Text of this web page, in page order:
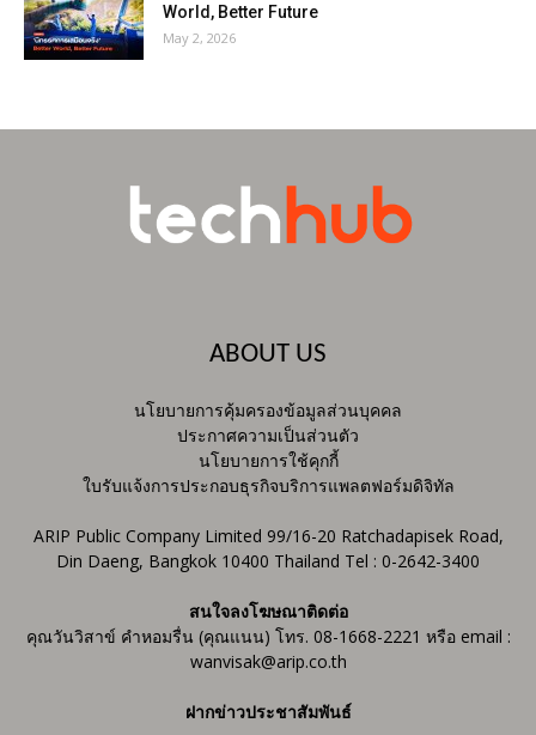
World, Better Future
May 2, 2026
ABOUT US
นโยบายการคุ้มครองข้อมูลส่วนบุคคล
ประกาศความเป็นส่วนตัว
นโยบายการใช้คุกกี้
ใบรับแจ้งการประกอบธุรกิจบริการแพลตฟอร์มดิจิทัล
ARIP Public Company Limited 99/16-20 Ratchadapisek Road,
Din Daeng, Bangkok 10400 Thailand Tel : 0-2642-3400
สนใจลงโฆษณาติดต่อ
คุณวันวิสาข์ คำหอมรื่น (คุณแนน) โทร. 08-1668-2221 หรือ email :
wanvisak@arip.co.th
ฝากข่าวประชาสัมพันธ์